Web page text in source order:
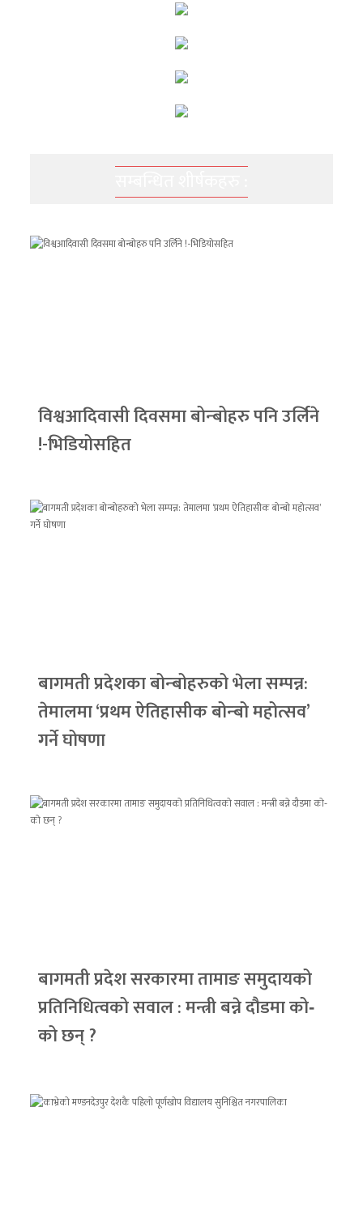
विश्वआदिवासी दिवसमा बोन्बोहरु पनि उर्लिने
!-भिडियोसहित
बागमती प्रदेशका बोन्बोहरुको भेला सम्पन्न:
तेमालमा ‘प्रथम ऐतिहासीक बोन्बो महोत्सव’
गर्ने घोषणा
बागमती प्रदेश सरकारमा तामाङ समुदायको
प्रतिनिधित्वको सवाल : मन्त्री बन्ने दौडमा को‐
को छन् ?